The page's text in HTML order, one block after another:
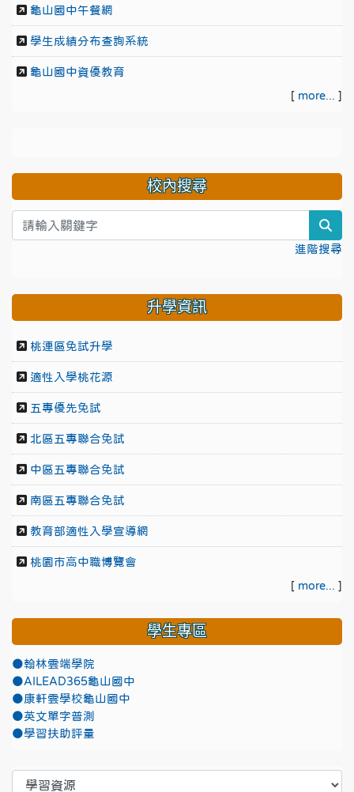
龜山國中午餐網
學生成績分布查詢系統
龜山國中資優教育
[ more... ]
校內搜尋
進階搜尋
升學資訊
桃連區免試升學
適性入學桃花源
五專優先免試
北區五專聯合免試
中區五專聯合免試
南區五專聯合免試
教育部適性入學宣導網
桃園市高中職博覽會
[ more... ]
學生專區
●翰林雲端學院
●AILEAD365龜山國中
●康軒雲學校龜山國中
●英文單字普測
●學習扶助評量